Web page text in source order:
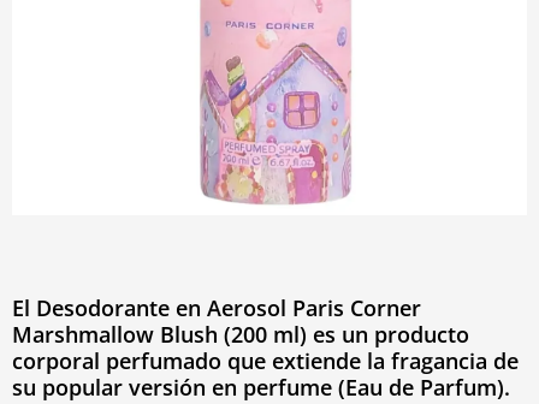
El Desodorante en Aerosol Paris Corner
Marshmallow Blush (200 ml) es un producto
corporal perfumado que extiende la fragancia de
su popular versión en perfume (Eau de Parfum).